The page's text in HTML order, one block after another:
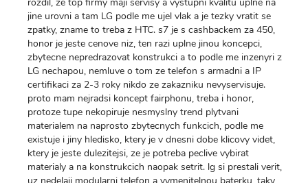
jine urovni a tam LG podle me ujel vlak a je tezky vratit se
zpatky, zname to treba z HTC. s7 je s cashbackem za 450,
honor je jeste cenove niz, ten razi uplne jinou koncepci,
zbytecne nepredrazovat konstrukci a to podle me inzenyri z
LG nechapou, nemluve o tom ze telefon s armadni a IP
certifikaci za 2-3 roky nikdo ze zakazniku nevyservisuje.
proto mam nejradsi koncept fairphonu, treba i honor,
protoze tupe nekopiruje nesmyslny trend plytvani
materialem na naprosto zbytecnych funkcich, podle me
existuje i jiny hledisko, ktery je v dnesni dobe klicovy videt,
ktery je jeste dulezitejsi, ze je potreba peclive vybirat
materialy a na konstrukcich naopak setrit. lg si prestali verit,